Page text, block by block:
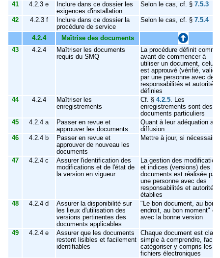
41 4.2.3 e
Inclure dans ce dossier les
exigences d'installation
Selon le cas, cf. § 7.5.3
42 4.2.3 f
Inclure dans ce dossier la
procédure de service
Selon le cas, cf. § 7.5.4
4.2.4
Maîtrise des documents
43
4.2.4
Maîtriser les documents
requis du SMQ
La procédure définit
avant de commencer à
utiliser un document, celui-
est approuvé (vérifié,
par une personne avec des
responsabilités et autorités
définies
44
4.2.4
Maîtriser les
enregistrements
Cf. § 4.2.5. Les
enregistrements sont des
documents particuliers
45
4.2.4 a
Passer en revue et
approuver les documents
Quant à leur adéquation
diffusion
46
4.2.4 b
Passer en revue et
approuver de nouveau les
documents
Mettre à jour, si nécessaire
47 4.2.4 c
Assurer l'identification des
modifications et de l'état de
la version en vigueur
La gestion des
et indices (versions) des
documents est réalisée par
une personne avec des
responsabilités et autorités
établies
48
4.2.4 d
Assurer la disponibilité sur
les lieux d'utilisation des
versions pertinentes des
documents applicables
"Le bon document, au bon
endroit, au bon moment" et
avec la bonne version
49 4.2.4 e
Assurer que les documents
restent lisibles et facilement
identifiables
Chaque document est clair,
simple à comprendre,
catégoriser y compris les
fichiers électroniques